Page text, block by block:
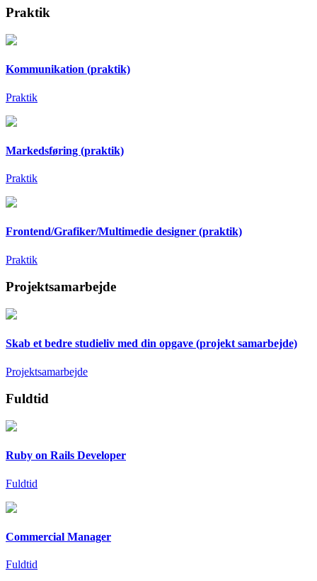
Praktik
Kommunikation (praktik)
Praktik
Markedsføring (praktik)
Praktik
Frontend/Grafiker/Multimedie designer (praktik)
Praktik
Projektsamarbejde
Skab et bedre studieliv med din opgave (projekt samarbejde)
Projektsamarbejde
Fuldtid
Ruby on Rails Developer
Fuldtid
Commercial Manager
Fuldtid